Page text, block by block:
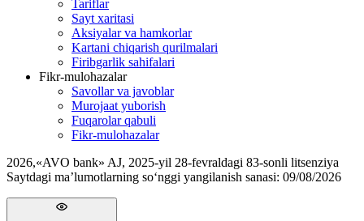
Tariflar
Sayt xaritasi
Aksiyalar va hamkorlar
Kartani chiqarish qurilmalari
Firibgarlik sahifalari
Fikr-mulohazalar
Savollar va javoblar
Murojaat yuborish
Fuqarolar qabuli
Fikr-mulohazalar
2026,«AVO bank» AJ, 2025-yil 28-fevraldagi 83-sonli litsenziya
Saytdagi ma’lumotlarning so‘nggi yangilanish sanasi: 09/08/2026